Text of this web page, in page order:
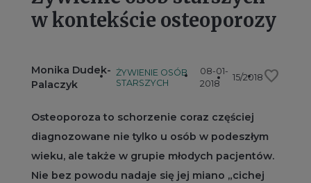
w kontekście osteoporozy
Monika Dudek-
Palaczyk
ŻYWIENIE OSÓB
STARSZYCH
08-01-
2018
15/2018 favorite
Osteoporoza to schorzenie coraz częściej
diagnozowane nie tylko u osób w podeszłym
wieku, ale także w grupie młodych pacjentów.
Nie bez powodu nadaje się jej miano „cichej